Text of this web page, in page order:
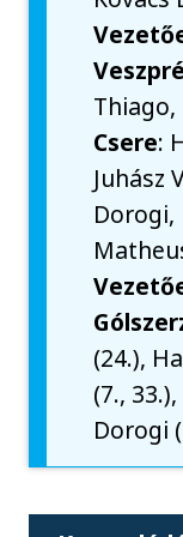
Thiago,
Csere:
Juhász
Dorogi,
(24.),
(7.,
Dorogi